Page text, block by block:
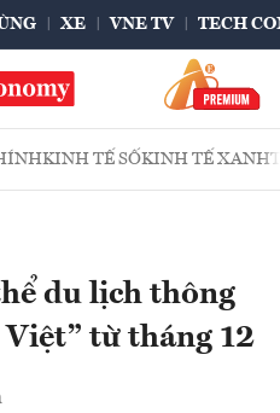
XE VNE TV TECH
KINH TẾ SỐKINH TẾ XANH
du lịch thông
từ tháng 12